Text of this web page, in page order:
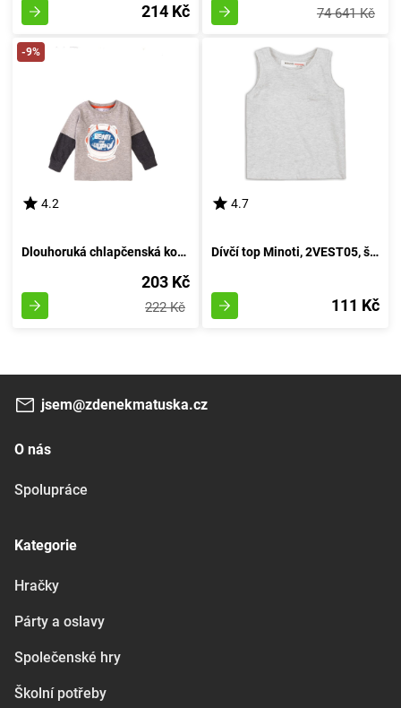
214 Kč 74 641 Kč
-9%
4.2
Dlouhoruká chlapčenská košile, Minoti, Beam 3, šedá - velikost 98/104 | pro věk 3 až 4 roky
203 Kč
222 Kč
4.7
Dívčí top Minoti, 2VEST05, šedé barvy - velikost 98/104 | pro věk 3-4 let
111 Kč
jsem@zdenekmatuska.cz
O nás
Spolupráce
Kategorie
Hračky
Párty a oslavy
Společenské hry
Školní potřeby